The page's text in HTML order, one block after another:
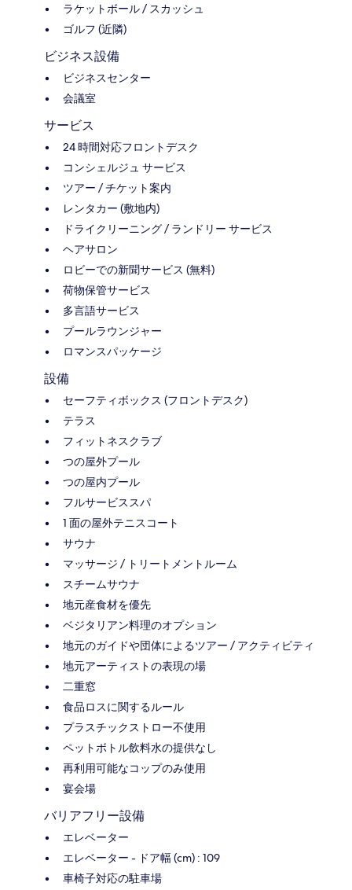
ラケットボール / スカッシュ
ゴルフ (近隣)
ビジネス設備
ビジネスセンター
会議室
サービス
24 時間対応フロントデスク
コンシェルジュ サービス
ツアー / チケット案内
レンタカー (敷地内)
ドライクリーニング / ランドリー サービス
ヘアサロン
ロビーでの新聞サービス (無料)
荷物保管サービス
多言語サービス
プールラウンジャー
ロマンスパッケージ
設備
セーフティボックス (フロントデスク)
テラス
フィットネスクラブ
つの屋外プール
つの屋内プール
フルサービススパ
1 面の屋外テニスコート
サウナ
マッサージ / トリートメントルーム
スチームサウナ
地元産食材を優先
ベジタリアン料理のオプション
地元のガイドや団体によるツアー / アクティビティ
地元アーティストの表現の場
二重窓
食品ロスに関するルール
プラスチックストロー不使用
ペットボトル飲料水の提供なし
再利用可能なコップのみ使用
宴会場
バリアフリー設備
エレベーター
エレベーター - ドア幅 (cm) : 109
車椅子対応の駐車場